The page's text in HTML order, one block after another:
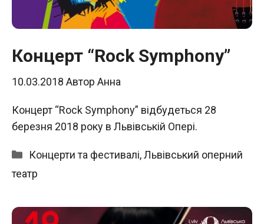
Концерт “Rock Symphony”
10.03.2018 Автор Анна
Концерт “Rock Symphony” відбудеться 28
березня 2018 року в Львівській Опері.
Категорії
Концерти та фестивалі,Львівський оперний
театр